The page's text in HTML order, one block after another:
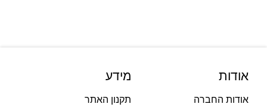
אודות
אודות החברה
מידע
תקנון האתר